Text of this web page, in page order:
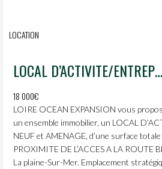
LOCATION
LOCAL D’ACTIVITE/ENTREPOT NEUF ET AMENAGE A PROXIMITE ACCES ROUTE BLEUE LA PLAINE SUR MER !
18 000€
LOIRE OCEAN EXPANSION vous
un ensemble immobilier, un LOCAL
NEUF et AMENAGE, d’une surface
PROXIMITE DE L’ACCES A LA ROUTE
La plaine-Sur-Mer. Emplacement